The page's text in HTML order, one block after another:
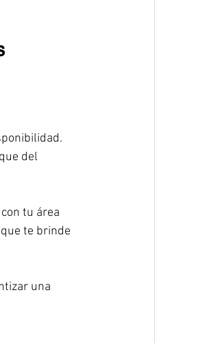
del
tu área
te brinde
una